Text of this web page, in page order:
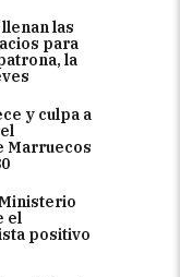
las
para
la
y culpa a
Marruecos
el
positivo